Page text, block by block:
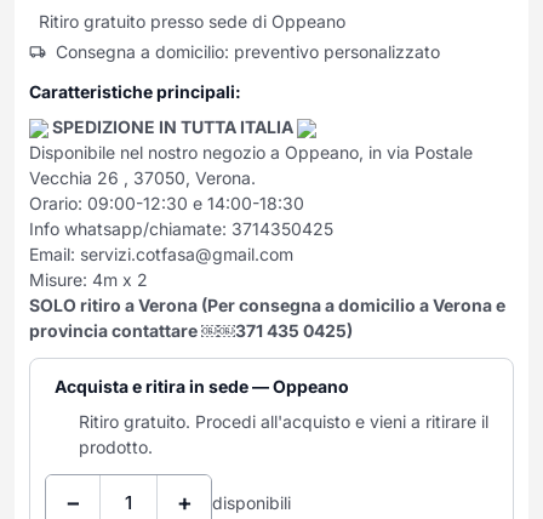
Tritaverdure elettrici
Utensili da cucina
Tavoli e Tavolini
Poltrone Barber Shop
Scrivanie
Ritiro gratuito presso sede di Oppeano
Consegna a domicilio: preventivo personalizzato
Caratteristiche principali:
SPEDIZIONE IN TUTTA ITALIA
Disponibile nel nostro negozio a Oppeano, in via Postale
Vecchia 26 , 37050, Verona.
Orario: 09:00-12:30 e 14:00-18:30
Info whatsapp/chiamate: 3714350425
Email: servizi.cotfasa@gmail.com
Misure: 4m x 2
SOLO ritiro a Verona (Per consegna a domicilio a Verona e
provincia contattare ￼⁨￼⁨371 435 0425⁩⁩)
Acquista e ritira in sede — Oppeano
Ritiro gratuito. Procedi all'acquisto e vieni a ritirare il
prodotto.
− + disponibili